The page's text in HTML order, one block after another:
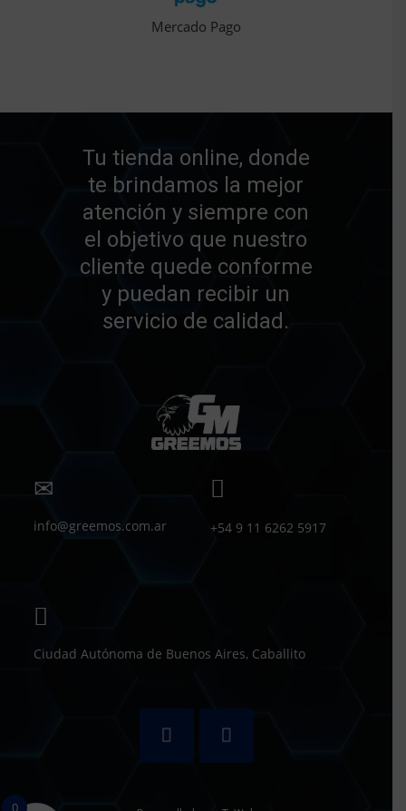
Mercado Pago
Tu tienda online, donde
te brindamos la mejor
atención y siempre con
el objetivo que nuestro
cliente quede conforme
y puedan recibir un
servicio de calidad.
info@greemos.com.ar +54 9 11 6262 5917
Ciudad Autónoma de Buenos Aires, Caballito
0